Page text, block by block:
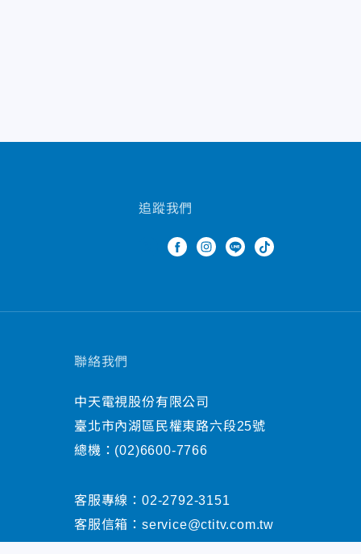
追蹤我們
聯絡我們
中天電視股份有限公司
臺北市內湖區民權東路六段25號
總機： (02)6600-7766
客服專線： 02-2792-3151
客服信箱： service@ctitv.com.tw